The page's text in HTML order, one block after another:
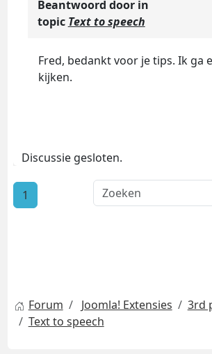
Beantwoord door in
topic Text to speech
Fred, bedankt voor je tips. Ik ga
kijken.
Discussie gesloten.
1
Forum Joomla! Extensies
3rd
Text to speech